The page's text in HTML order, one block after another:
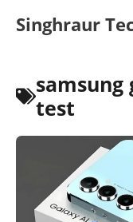
Singhraur
samsung
test